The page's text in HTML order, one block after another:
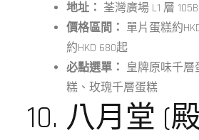
地址： 荃灣廣場 L1 層
價格區間： 單片蛋糕約
約HKD 680起
必點選單： 皇牌原味千層
糕、玫瑰千層蛋糕
10. 八月堂 (